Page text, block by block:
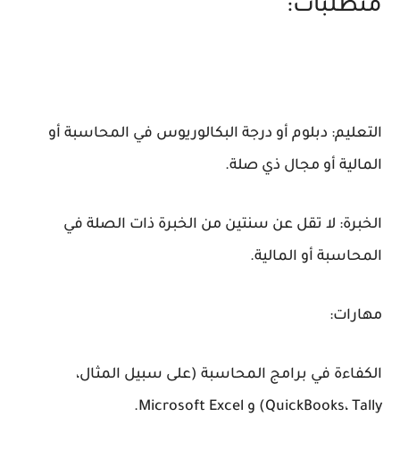
متطلبات:
التعليم: دبلوم أو درجة البكالوريوس في المحاسبة أو
المالية أو مجال ذي صلة.
الخبرة: لا تقل عن سنتين من الخبرة ذات الصلة في
المحاسبة أو المالية.
مهارات:
الكفاءة في برامج المحاسبة (على سبيل المثال،
QuickBooks، Tally) و Microsoft Excel.